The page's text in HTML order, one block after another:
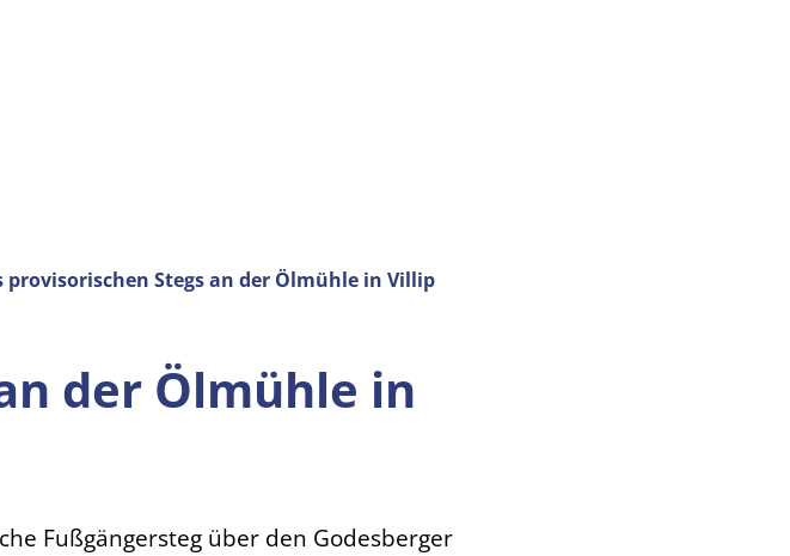
provisorischen Stegs an der Ölmühle in Villip
der Ölmühle in
Fußgängersteg über den Godesberger